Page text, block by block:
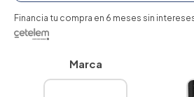
Financia tu compra en 6 meses sin
Marca